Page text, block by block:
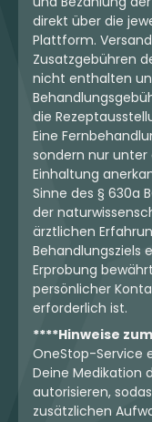
direkt über die
Plattform.
Zusatzgebühren
nicht enthalten
die
Eine
sondern nur unter
Einhaltung
Sinne des § 630a
der
ärztlichen
Behandlungsziels
Erprobung
persönlicher
erforderlich ist.
****Hinweise
OneStop-Service
Deine Medikation
autorisieren,
zusätzlichen